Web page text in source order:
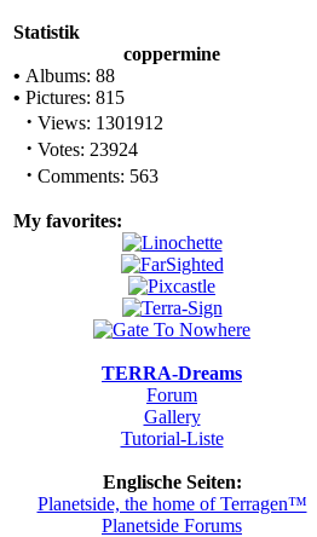
Statistik
coppermine
• Albums: 88
• Pictures: 815
· Views: 1301912
· Votes: 23924
· Comments: 563
My favorites:
TERRA-Dreams
Forum
Gallery
Tutorial-Liste
Englische Seiten:
Planetside, the home of Terragen™
Planetside Forums